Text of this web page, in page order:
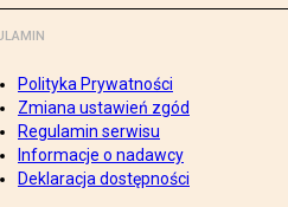
Polityka Prywatności
Zmiana ustawień zgód
Regulamin serwisu
Informacje o nadawcy
Deklaracja dostępności